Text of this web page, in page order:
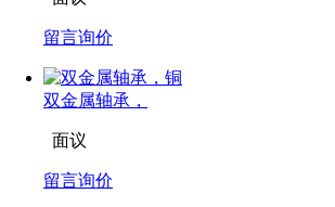
留言询价
双金属轴承，
面议
留言询价